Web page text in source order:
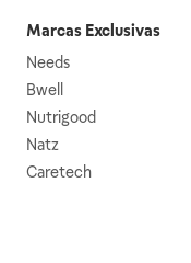
Marcas Exclusivas
Needs
Bwell
Nutrigood
Natz
Caretech